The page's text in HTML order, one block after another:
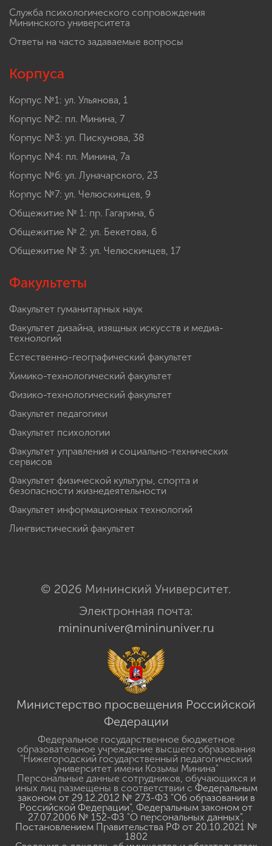
Служба психологического сопровождения
Мининского университета
Ответы на часто задаваемые вопросы
Корпуса
Корпус №1: ул. Ульянова, 1
Корпус №2: пл. Минина, 7
Корпус №3: ул. Пискунова, 38
Корпус №4: пл. Минина, 7а
Корпус №6: ул. Луначарского, 23
Корпус №7: ул. Челюскинцев, 9
Общежитие № 1: пр. Гагарина, 6
Общежитие № 2: ул. Бекетова, 6
Общежитие № 3: ул. Челюскинцев, 17
Факультеты
Факультет гуманитарных наук
Факультет дизайна, изящных искусств и медиа-
технологий
Естественно-географический факультет
Химико-технологический факультет
Физико-технологический факультет
Факультет педагогики
Факультет психологии
Факультет управления и социально-технических
сервисов
Факультет физической культуры, спорта и
безопасности жизнедеятельности
Факультет информационных технологий
Лингвистический факультет
© 2026 Мининский Университет.
Электронная почта:
mininuniver@mininuniver.ru
Министерство просвещения Российской
Федерации
Федеральное государственное бюджетное
образовательное учреждение высшего образования
"Нижегородский государственный педагогический
университет имени Козьмы Минина"
Персональные данные сотрудников, обучающихся и
иных лиц размещены в соответствии с Федеральным
законом от 29.12.2012 № 273-ФЗ "Об образовании в
Российской Федерации", Федеральным законом от
27.07.2006 № 152-ФЗ "О персональных данных",
Постановлением Правительства РФ от 20.10.2021 №
1802